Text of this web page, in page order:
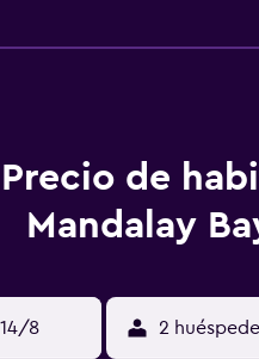
Precio de
Mandalay
8 2